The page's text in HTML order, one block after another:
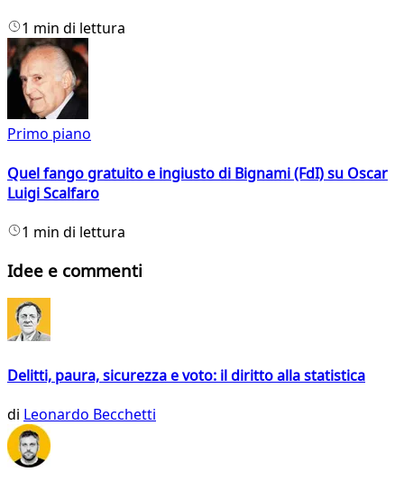
1 min di lettura
Primo piano
Quel fango gratuito e ingiusto di Bignami (FdI) su Oscar
Luigi Scalfaro
1 min di lettura
Idee e commenti
Delitti, paura, sicurezza e voto: il diritto alla statistica
di Leonardo Becchetti